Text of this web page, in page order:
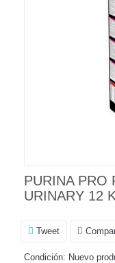
PURINA PRO
URINARY 12
Tweet
Condición: Nuevo